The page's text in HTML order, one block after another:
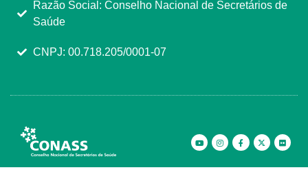
Razão Social: Conselho Nacional de Secretários de
Saúde
CNPJ: 00.718.205/0001-07